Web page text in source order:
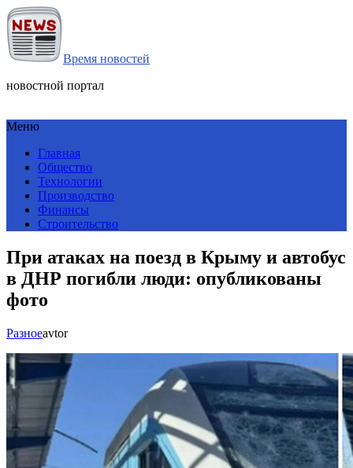
Время новостей
новостной портал
Меню
Главная
Общество
Технологии
Производство
Финансы
Строительство
При атаках на поезд в Крыму и автобус
в ДНР погибли люди: опубликованы
фото
Разноеavtor